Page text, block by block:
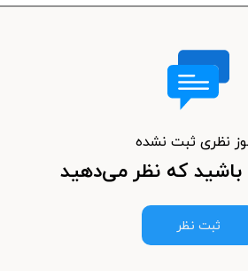
نظری ثبت نشده
باشید که نظر می‌دهید
ثبت نظر